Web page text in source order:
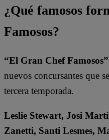
¿Qué famosos
Famosos?
“El Gran Chef Famosos”
nuevos concursantes que
tercera temporada.
Leslie Stewart, Josi
Zanetti, Santi Lesmes,